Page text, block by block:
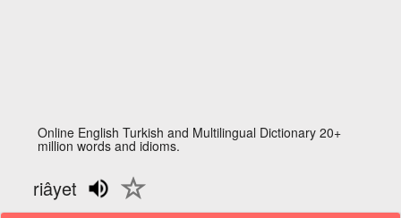
Online English Turkish and Multilingual Dictionary 20+
million words and idioms.
riâyet